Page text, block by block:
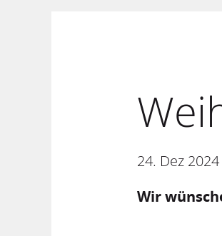
24. Dez 2024
Wir